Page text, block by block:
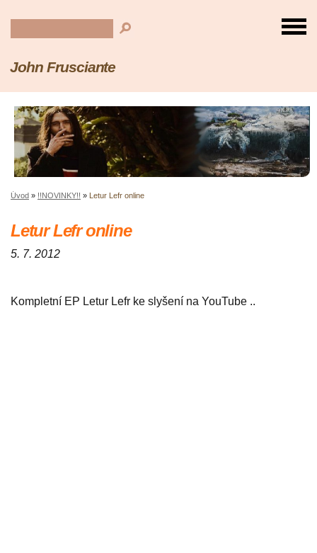
John Frusciante
Úvod » !!NOVINKY!! » Letur Lefr online
Letur Lefr online
5. 7. 2012
Kompletní EP Letur Lefr ke slyšení na YouTube ..